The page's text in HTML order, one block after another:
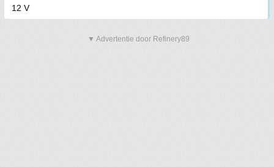
12 V
▼ Advertentie door Refinery89